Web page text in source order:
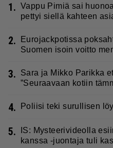
1. Vappu Pimiä sai
pettyi siellä kahteen
2.
Eurojackpotissa
Suomen isoin voitto
3.
Sara ja Mikko Parikka
”Seuraavaan kotiin
4. Poliisi teki surullisen
5.
IS: Mysteerivideolla
kanssa -juontaja tuli